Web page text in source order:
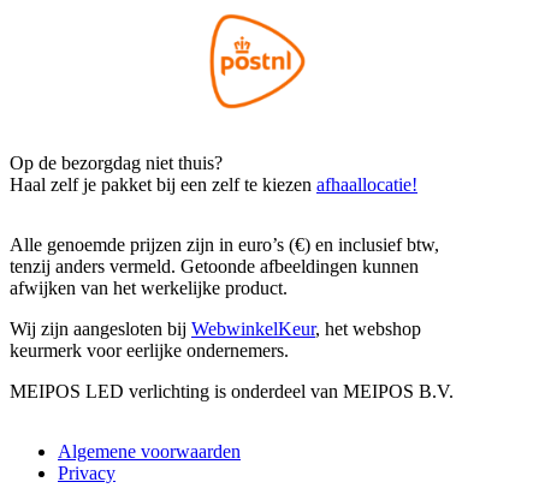
Op de bezorgdag niet thuis?
Haal zelf je pakket bij een zelf te kiezen afhaallocatie!
Alle genoemde prijzen zijn in euro’s (€) en inclusief btw,
tenzij anders vermeld. Getoonde afbeeldingen kunnen
afwijken van het werkelijke product.
Wij zijn aangesloten bij WebwinkelKeur, het webshop
keurmerk voor eerlijke ondernemers.
MEIPOS LED verlichting is onderdeel van MEIPOS B.V.
Algemene voorwaarden
Privacy